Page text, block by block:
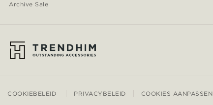
Archive Sale
COOKIEBELEID PRIVACYBELEID COOKIES AANPASSEN